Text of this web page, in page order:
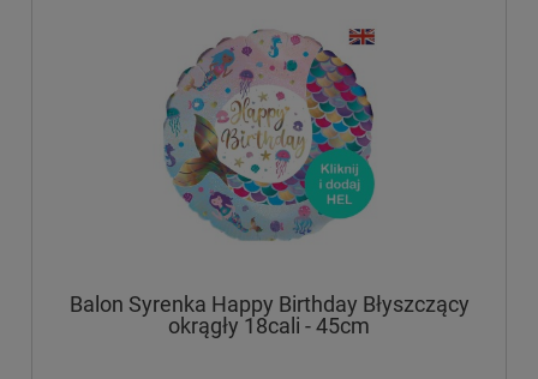
Balon Syrenka Happy Birthday Błyszczący
okrągły 18cali - 45cm